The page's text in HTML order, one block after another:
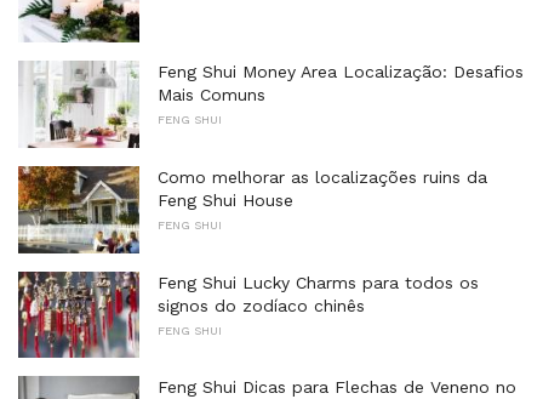
Feng Shui Money Area Localização: Desafios
Mais Comuns
FENG SHUI
Como melhorar as localizações ruins da
Feng Shui House
FENG SHUI
Feng Shui Lucky Charms para todos os
signos do zodíaco chinês
FENG SHUI
Feng Shui Dicas para Flechas de Veneno no